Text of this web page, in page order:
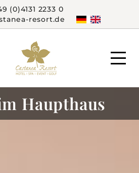
(0)4131 2233 0
resort.de
Haupthaus